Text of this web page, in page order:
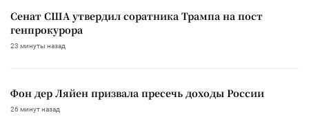
Сенат США утвердил соратника Трампа на пост
генпрокурора
23 минуты назад
Фон дер Ляйен призвала пресечь доходы России
26 минут назад